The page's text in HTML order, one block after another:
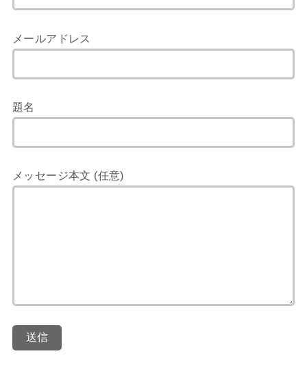
メールアドレス
題名
メッセージ本文 (任意)